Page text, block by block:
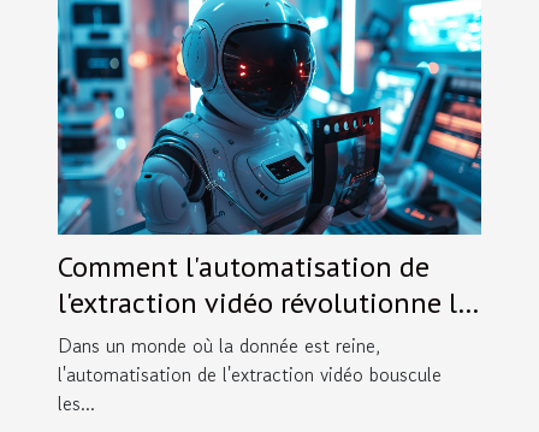
Comment l'automatisation de
l'extraction vidéo révolutionne le
marché des données
Dans un monde où la donnée est reine,
l'automatisation de l'extraction vidéo bouscule
les...